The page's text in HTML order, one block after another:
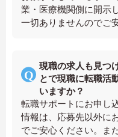
業・医療機関側に開示
一切ありませんのでご
現職の求人も見つ
とで現職に転職活
いますか？
転職サポートにお申し
情報は、応募先以外に
でご安心ください。ま